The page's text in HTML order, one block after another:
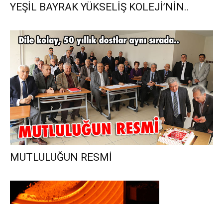
YEŞİL BAYRAK YÜKSELİŞ KOLEJİ’NİN..
MUTLULUĞUN RESMİ